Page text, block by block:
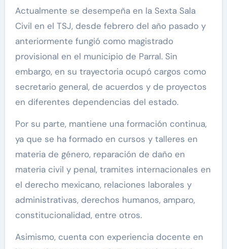
Actualmente se desempeña en la Sexta Sala
Civil en el TSJ, desde febrero del año pasado y
anteriormente fungió como magistrado
provisional en el municipio de Parral. Sin
embargo, en su trayectoria ocupó cargos como
secretario general, de acuerdos y de proyectos
en diferentes dependencias del estado.
Por su parte, mantiene una formación continua,
ya que se ha formado en cursos y talleres en
materia de género, reparación de daño en
materia civil y penal, tramites internacionales en
el derecho mexicano, relaciones laborales y
administrativas, derechos humanos, amparo,
constitucionalidad, entre otros.
Asimismo, cuenta con experiencia docente en